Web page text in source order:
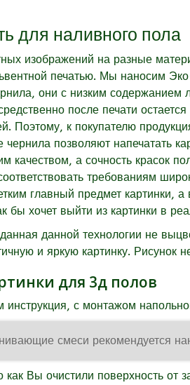
для наливного пола
изображений на разные
печатью. Мы наносим
они с низким содержанием
после печати
Поэтому, к покупателю
чернила позволяют напечатать
качеством, а сочность красок
требованиям
главный предмет картинки,
бы хочет выйти из картинки в
данной технологии не
и яркую картинку. Рисунок
для 3д полов
инструкция, с монтажом
смеси рекомендуется
как Вы очистили поверхность от